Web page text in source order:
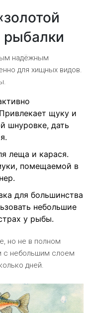
рыбалки
надёжным
для хищных видов.
щуку и
шнуровке, дать
леща и карася.
помещаемой в
для большинства
небольшие
у рыбы.
но не в полном
с небольшим слоем
дней.